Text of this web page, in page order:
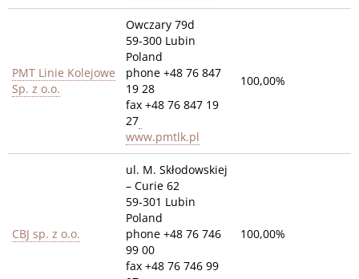
PMT Linie Kolejowe
Sp. z o.o.
Owczary 79d
59-300 Lubin
Poland
phone +48 76 847
19 28
fax +48 76 847 19
27
www.pmtlk.pl
100,00%
CBJ sp. z o.o.
ul. M. Skłodowskiej
– Curie 62
59-301 Lubin
Poland
phone +48 76 746
99 00
fax +48 76 746 99
100,00%